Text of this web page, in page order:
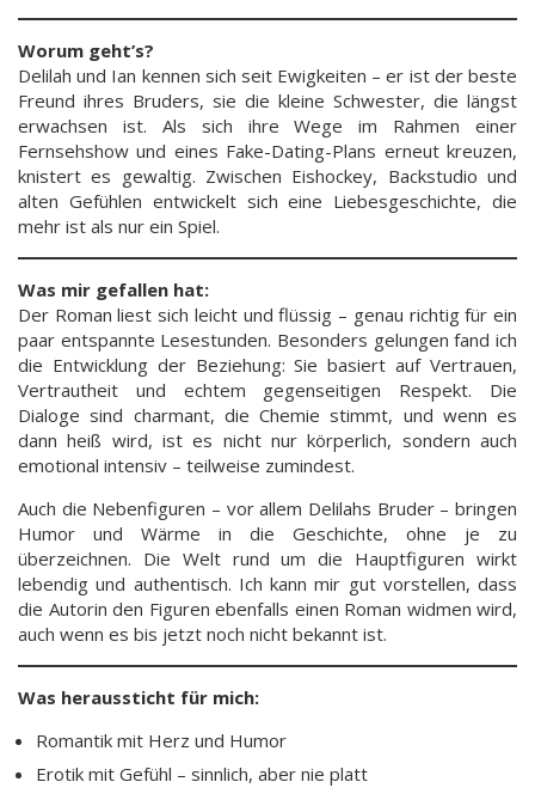
Worum geht’s?
Delilah und Ian kennen sich seit Ewigkeiten – er ist der beste
Freund ihres Bruders, sie die kleine Schwester, die längst
erwachsen ist. Als sich ihre Wege im Rahmen einer
Fernsehshow und eines Fake-Dating-Plans erneut kreuzen,
knistert es gewaltig. Zwischen Eishockey, Backstudio und
alten Gefühlen entwickelt sich eine Liebesgeschichte, die
mehr ist als nur ein Spiel.
Was mir gefallen hat:
Der Roman liest sich leicht und flüssig – genau richtig für ein
paar entspannte Lesestunden. Besonders gelungen fand ich
die Entwicklung der Beziehung: Sie basiert auf Vertrauen,
Vertrautheit und echtem gegenseitigen Respekt. Die
Dialoge sind charmant, die Chemie stimmt, und wenn es
dann heiß wird, ist es nicht nur körperlich, sondern auch
emotional intensiv – teilweise zumindest.
Auch die Nebenfiguren – vor allem Delilahs Bruder – bringen
Humor und Wärme in die Geschichte, ohne je zu
überzeichnen. Die Welt rund um die Hauptfiguren wirkt
lebendig und authentisch. Ich kann mir gut vorstellen, dass
die Autorin den Figuren ebenfalls einen Roman widmen wird,
auch wenn es bis jetzt noch nicht bekannt ist.
Was heraussticht für mich:
Romantik mit Herz und Humor
Erotik mit Gefühl – sinnlich, aber nie platt